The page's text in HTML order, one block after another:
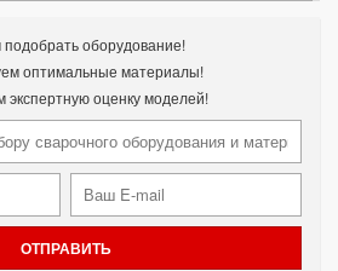
оборудование!
оптимальные материалы!
экспертную оценку моделей!